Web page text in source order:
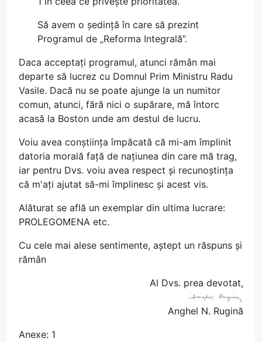
Să avem o ședință în care să prezint
Programul de „Reforma Integrală”.
Daca acceptați programul, atunci rămân mai
departe să lucrez cu Domnul Prim Ministru Radu
Vasile. Dacă nu se poate ajunge la un numitor
comun, atunci, fără nici o supărare, mă întorc
acasă la Boston unde am destul de lucru.
Voiu avea conștiința împăcată că mi-am împlinit
datoria morală față de națiunea din care mă trag,
iar pentru Dvs. voiu avea respect și recunoștința
că m'ați ajutat să-mi împlinesc și acest vis.
Alăturat se află un exemplar din ultima lucrare:
PROLEGOMENA etc.
Cu cele mai alese sentimente, aștept un răspuns și
rămân
Al Dvs. prea devotat,
Anghel N. Rugină
Anexe: 1